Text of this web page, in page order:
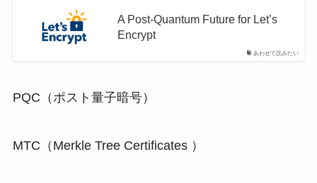
あわせて読みたい
A Post-Quantum Future for Let’s
Encrypt
PQC（ポスト量子暗号）
MTC（Merkle Tree Certificates ）